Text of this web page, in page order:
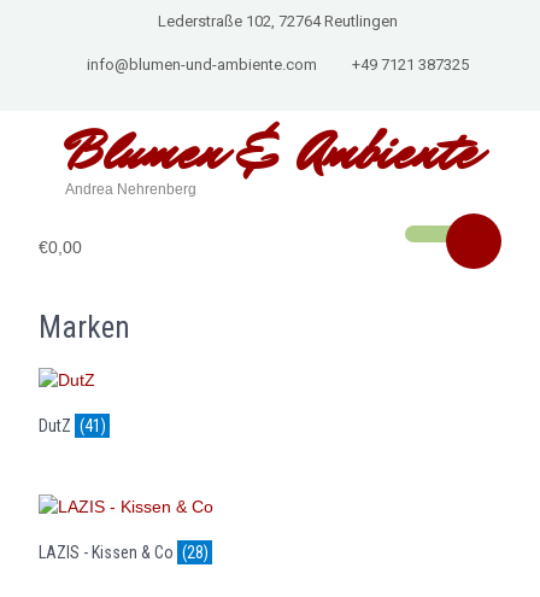
Lederstraße 102, 72764 Reutlingen
info@blumen-und-ambiente.com +49 7121 387325
Blumen & Ambiente
Andrea Nehrenberg
€0,00
Marken
DutZ (41)
LAZIS - Kissen & Co (28)